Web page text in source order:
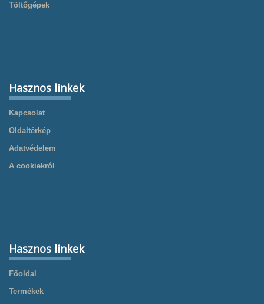
Töltőgépek
Hasznos linkek
Kapcsolat
Oldaltérkép
Adatvédelem
A cookiekról
Hasznos linkek
Főoldal
Termékek